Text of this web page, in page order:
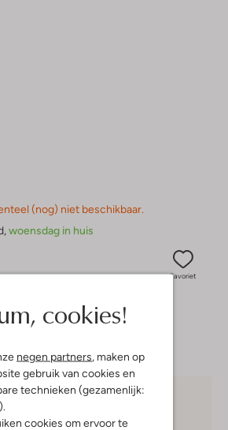
cookies!
negen partners, maken op
gebruik van cookies en
technieken (gezamenlijk:
cookies om ervoor te
(nog) niet beschikbaar.
woensdag in huis
Favoriet
van onze 37 boutiques